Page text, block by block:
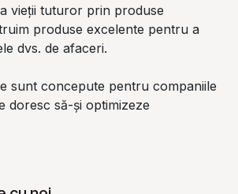
vieții tuturor prin produse
produse excelente pentru a
dvs. de afaceri.
sunt concepute pentru companiile
doresc să-și optimizeze